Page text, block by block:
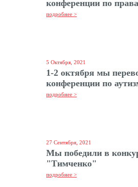
конференции по
подробнее >
5 Октября, 2021
1-2 октября мы
конференции по
подробнее >
27 Сентября, 2021
Мы победили в
"Тимченко"
подробнее >